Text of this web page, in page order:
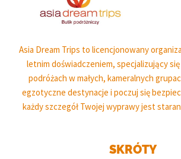
Asia Dream Trips to licencjonowany
letnim doświadczeniem, specjalizujący
podróżach w małych, kameralnych
egzotyczne destynacje i poczuj się
każdy szczegół Twojej wyprawy jest
SKRÓTY